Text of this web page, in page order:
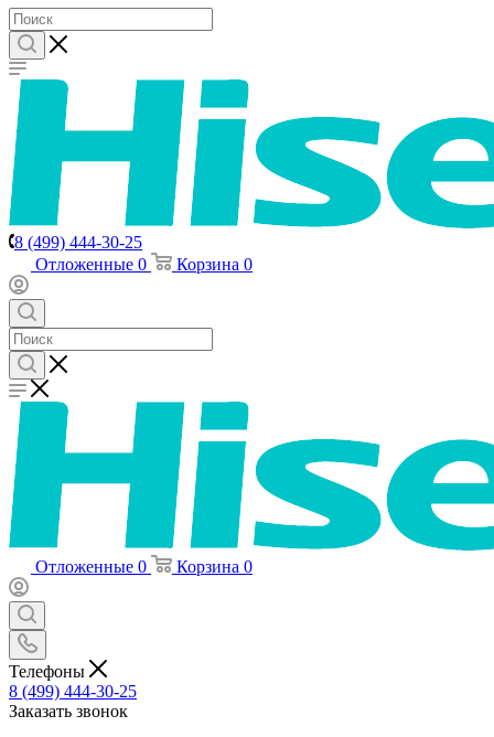
8 (499) 444-30-25
Отложенные 0 Корзина 0
Отложенные 0 Корзина 0
Телефоны
8 (499) 444-30-25
Заказать звонок